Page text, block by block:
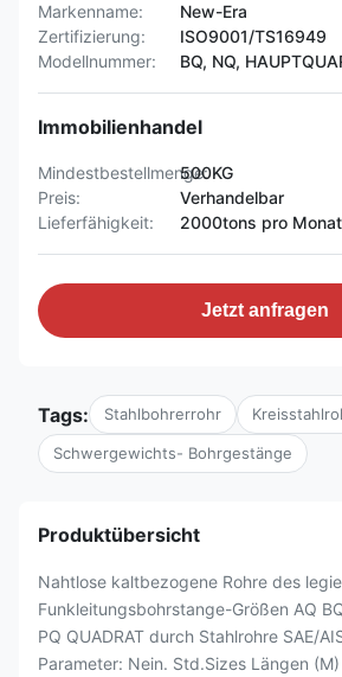
Markenname:
New-Era
Zertifizierung:
ISO9001/TS16949
Modellnummer:
BQ, NQ,
Immobilienhandel
Mindestbestellmenge:500KG
Preis:
Verhandelbar
Lieferfähigkeit:
2000tons pro Monat
Jetzt anfragen
Tags: Stahlbohrerrohr
Schwergewichts- Bohrgestänge
Produktübersicht
Nahtlose kaltbezogene Rohre des
Funkleitungsbohrstange-Größen AQ
PQ QUADRAT durch Stahlrohre SAE/
Parameter: Nein. Std.Sizes Längen